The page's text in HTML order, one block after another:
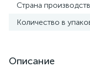
Страна
Количество в
Описание